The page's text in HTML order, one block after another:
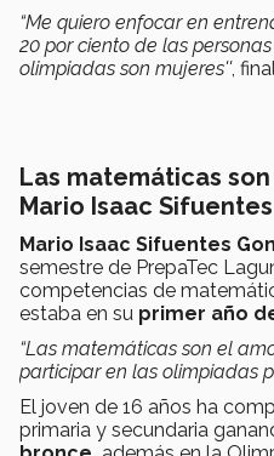
“Me quiero enfocar en
20 por ciento de las
olimpiadas son mujeres'',
Las matemáticas
Mario Isaac Sifuentes
Mario Isaac Sifuentes
semestre de PrepaTec
competencias de
estaba en su primer año
“Las matemáticas son el
participar en las olimpiadas
El joven de 16 años ha
primaria y secundaria